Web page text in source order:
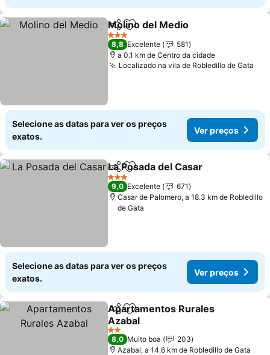
PartilharAdicionar aos favoritos
Molino del Medio
3 Estrelas
8,8 Excelente
581
a 0.1 km de Centro da cidade
Localizado na vila de Robledillo de Gata
Selecione as datas para ver os preços
exatos.
Ver preços
PartilharAdicionar aos favoritos
La Posada del Casar
3 Estrelas
9,0 Excelente
671
Casar de Palomero, a 18.3 km de Robledillo
de Gata
Selecione as datas para ver os preços
exatos.
Ver preços
PartilharAdicionar aos favoritos
Apartamentos Rurales
Azabal
Ver preços
2 Estrelas
8,0 Muito boa
203
Azabal, a 14.6 km de Robledillo de Gata